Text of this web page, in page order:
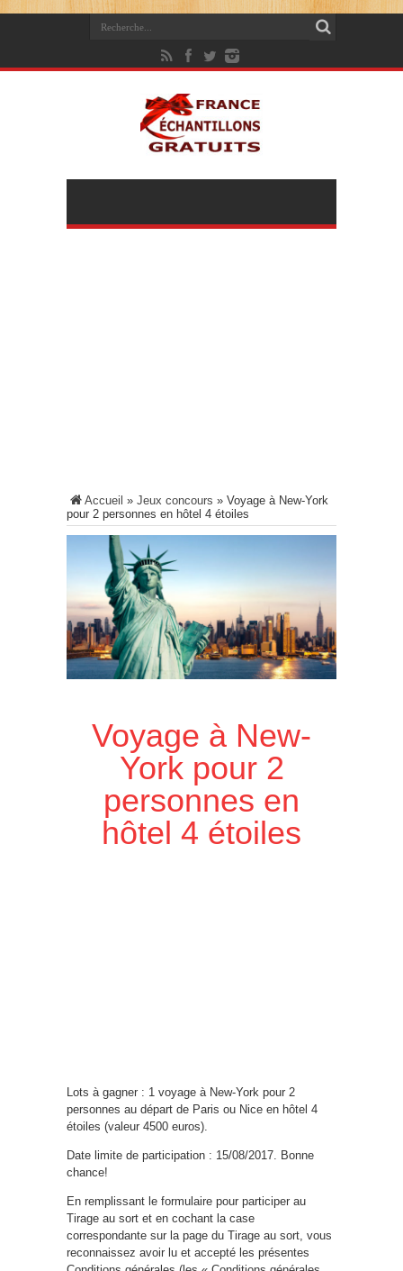
Accueil » Jeux concours » Voyage à New-York
pour 2 personnes en hôtel 4 étoiles
Voyage à New-
York pour 2
personnes en
hôtel 4 étoiles
Lots à gagner : 1 voyage à New-York pour 2
personnes au départ de Paris ou Nice en hôtel 4
étoiles (valeur 4500 euros).
Date limite de participation : 15/08/2017. Bonne
chance!
En remplissant le formulaire pour participer au
Tirage au sort et en cochant la case
correspondante sur la page du Tirage au sort, vous
reconnaissez avoir lu et accepté les présentes